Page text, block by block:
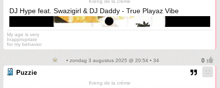
Kreng de la crème
DJ Hype feat. Swazigirl & DJ Daddy - True Playaz Vibe
My age is very
Inappropriate
for my behavior
• zondag 3 augustus 2025 @ 20:54 • 34
Puzzie
Kreng de la crème